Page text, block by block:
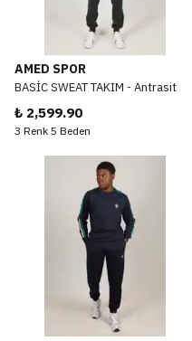
AMED SPOR
BASİC SWEAT TAKIM - Antrasit
₺ 2,599.90
3 Renk 5 Beden